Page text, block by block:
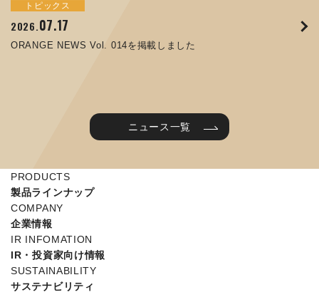
トピックス
2026.07.17
ORANGE NEWS Vol. 014を掲載しました
お知らせ
2025.05.15
2025.07.31
ORANGE NEWS Vol. 010を掲載しました
2024.05.13
MEX金沢2024 学生向け会社説明コーナー予約のご案内 ※
終了しました
IR
2026.06.26
第65回定時株主総会のご報告を掲載しました
サステナビリティ
2025.12.04
ニュース一覧
PRODUCTS
製品ラインナップ
COMPANY
企業情報
IR INFOMATION
IR・投資家向け情報
SUSTAINABILITY
サステナビリティ